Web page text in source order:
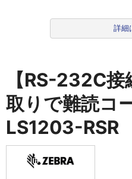
詳細
【RS-232C
取りで難読コ
LS1203-RSR